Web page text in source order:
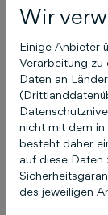
Hand. Das
anderem
die
Sichtbarkeit
und -
Bücher
Wir
Einige Anbieter
Verarbeitung zu
Daten an
nicht mit dem in
besteht daher
auf diese Daten
des jeweiligen